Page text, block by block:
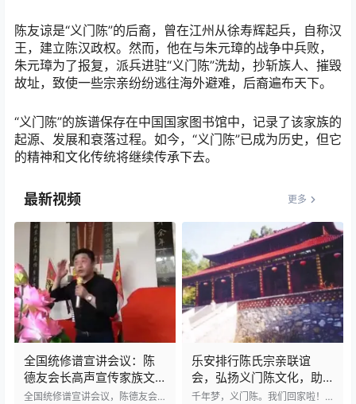
陈友谅是“义门陈”的后裔，曾在江州从徐寿辉起兵，自称汉
王，建立陈汉政权。然而，他在与朱元璋的战争中兵败，
朱元璋为了报复，派兵进驻“义门陈”洗劫，抄斩族人、摧毁
故址，致使一些宗亲纷纷逃往海外避难，后裔遍布天下。
“义门陈”的族谱保存在中国国家图书馆中，记录了该家族的
起源、发展和衰落过程。如今，“义门陈”已成为历史，但它
的精神和文化传统将继续传承下去。
最新视频 更多
全国统修谱宣讲会议：陈
德友会长高声宣传家族文
化传承
全国统修谱宣讲会议，陈德友会
乐安排行陈氏宗亲联谊
会，弘扬义门陈文化，助
力家乡发展。
千年梦，义门陈。我们回家啦！